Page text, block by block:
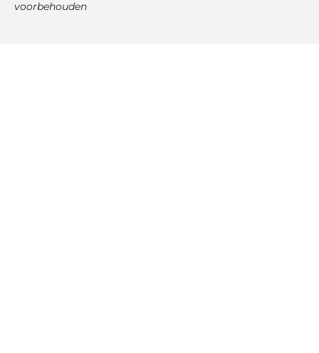
voorbehouden